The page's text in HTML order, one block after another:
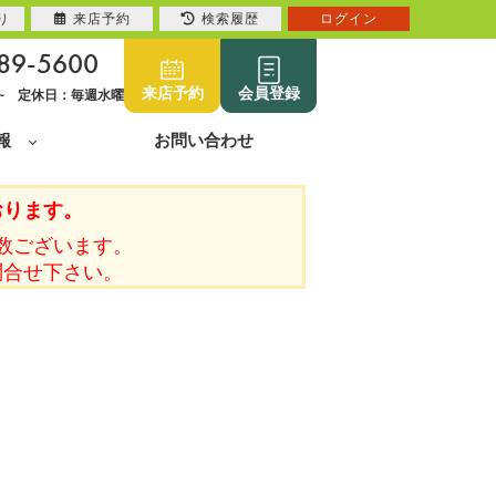
5600
定休日：毎週水曜 来店予約 会員登録
お問い合わせ
ます。
ざいます。
せ下さい。
来店予約 検索履歴 ログイン